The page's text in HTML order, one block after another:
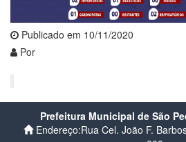
Publicado em 10/11/2020
Por
Prefeitura Municipal de São
Endereço:Rua Cel. João F.